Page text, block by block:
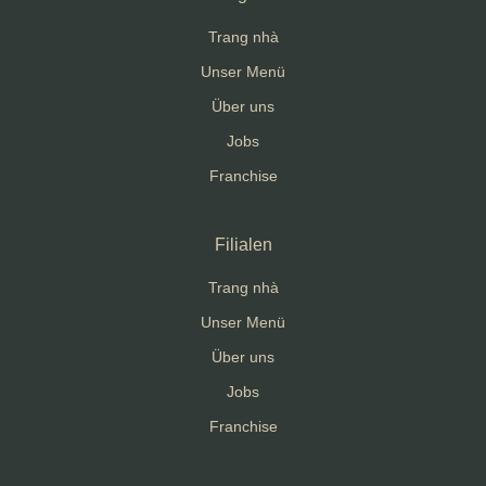
Trang nhà
Unser Menü
Über uns
Jobs
Franchise
Filialen
Trang nhà
Unser Menü
Über uns
Jobs
Franchise